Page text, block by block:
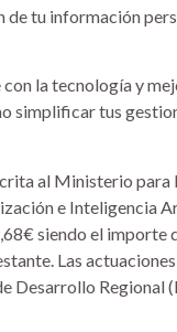
de tu información
la tecnología y
simplificar tus
al Ministerio para
e Inteligencia
siendo el importe
Las
Desarrollo Regional